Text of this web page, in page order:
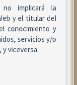
no implicará la
y el titular del
conocimiento y
servicios y/o
viceversa.